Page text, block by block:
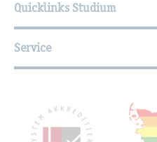
Quicklinks Studium
Service